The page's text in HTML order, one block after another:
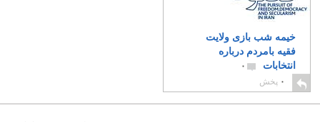
خیمه شب بازی ولایت
فقیه بامردم درباره
انتخابات
۰
۰ پخش